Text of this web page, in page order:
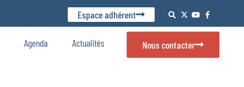
Espace adhérent
Nous contacter
Agenda Actualités